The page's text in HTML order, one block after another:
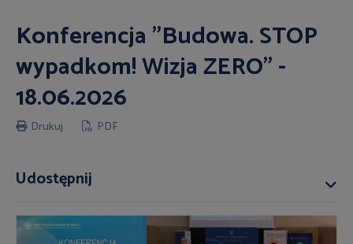
Konferencja "Budowa. STOP
wypadkom! Wizja ZERO" -
18.06.2026
Drukuj PDF
Udostępnij